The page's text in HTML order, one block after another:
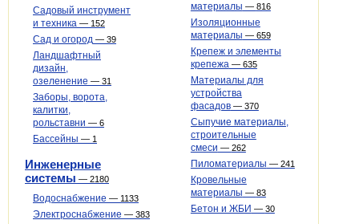
Садовый инструмент
и техника — 152
Сад и огород — 39
Ландшафтный
дизайн,
озеленение — 31
Заборы, ворота,
калитки,
рольставни — 6
Бассейны — 1
Инженерные
системы — 2180
Водоснабжение — 1133
Электроснабжение — 383
материалы — 816
Изоляционные
материалы — 659
Крепеж и элементы
крепежа — 635
Материалы для
устройства
фасадов— 370
Сыпучие материалы,
строительные
смеси — 262
Пиломатериалы — 241
Кровельные
материалы — 83
Бетон и ЖБИ — 30